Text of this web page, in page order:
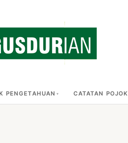
PENGETAHUAN CATATAN POJOK